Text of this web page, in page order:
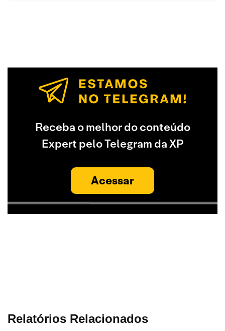
Receba o melhor do conteúdo
Expert pelo Telegram da XP
Acessar
Relatórios Relacionados